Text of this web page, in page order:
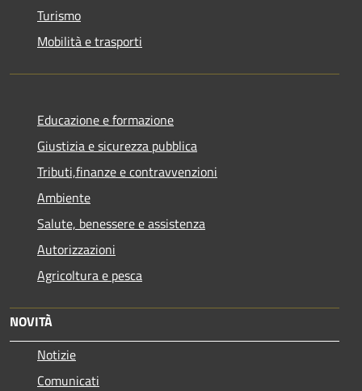
Turismo
Mobilità e trasporti
Educazione e formazione
Giustizia e sicurezza pubblica
Tributi,finanze e contravvenzioni
Ambiente
Salute, benessere e assistenza
Autorizzazioni
Agricoltura e pesca
NOVITÀ
Notizie
Comunicati